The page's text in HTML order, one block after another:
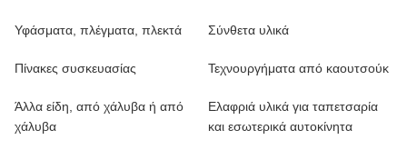
Υφάσματα, πλέγματα, πλεκτά Σύνθετα υλικά
Πίνακες συσκευασίας Τεχνουργήματα από καουτσούκ
Άλλα είδη, από χάλυβα ή από
χάλυβα
Ελαφριά υλικά για ταπετσαρία
και εσωτερικά αυτοκίνητα